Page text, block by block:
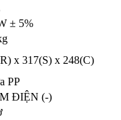
± 5%
x 317(S) x 248(C)
PP
ĐIỆN (-)